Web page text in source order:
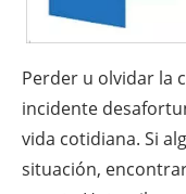
Perder u olvidar la
incidente
vida cotidiana. Si
situación,